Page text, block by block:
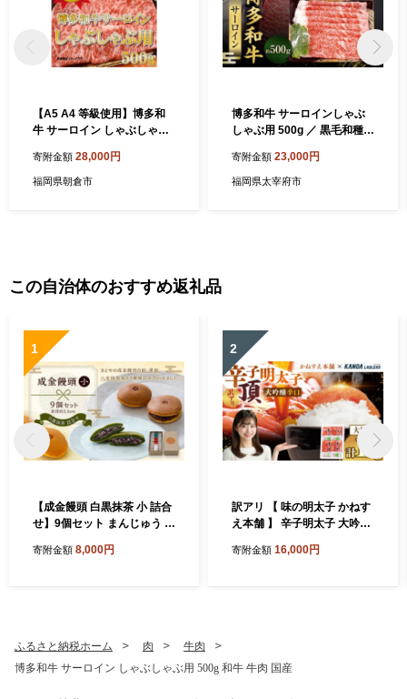
【A5 A4 等級使用】博多和
牛 サーロイン しゃぶしゃぶ
牛肉 牛肉/しゃぶしゃぶ
寄附金額 28,000円
福岡県朝倉市
博多和牛 サーロインしゃぶ
しゃぶ用 500g ／ 黒毛和種
サーロイン しゃぶしゃぶ 九
州 福岡県 太宰府市 冷凍
寄附金額 23,000円
福岡県太宰府市
この自治体のおすすめ返礼品
1
【成金饅頭 白黒抹茶 小 詰合
せ】9個セット まんじゅう 饅
市
寄附金額 8,000円
2
訳アリ 【 味の明太子 かねす
え本舗 】 辛子明太子 大吟醸
パック 計約1kg 明太子 辛子
寄附金額 16,000円
ふるさと納税ホーム 肉
牛肉
博多和牛 サーロイン しゃぶしゃぶ用 500g 和牛 牛肉 国産